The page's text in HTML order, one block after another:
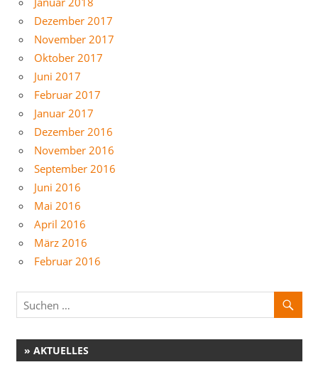
Dezember 2017
November 2017
Oktober 2017
Juni 2017
Februar 2017
Januar 2017
Dezember 2016
November 2016
September 2016
Juni 2016
Mai 2016
April 2016
März 2016
Februar 2016
» AKTUELLES